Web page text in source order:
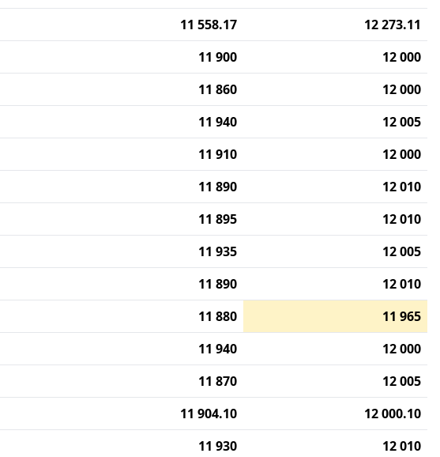
11 558.17
12 273.11
11 900
12 000
11 860
12 000
11 940
12 005
11 910
12 000
11 890
12 010
11 895
12 010
11 935
12 005
11 890
12 010
11 880
11 965
11 940
12 000
11 870
12 005
11 904.10
12 000.10
11 930
12 010